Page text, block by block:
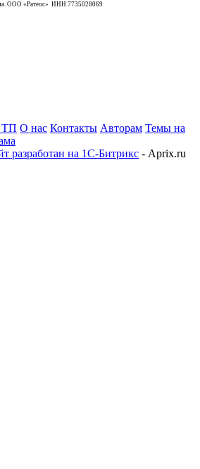
ООО «Ратеос» ИНН 7735028069
ТП О нас Контакты Авторам Темы на
разработан на 1С-Битрикс - Aprix.ru